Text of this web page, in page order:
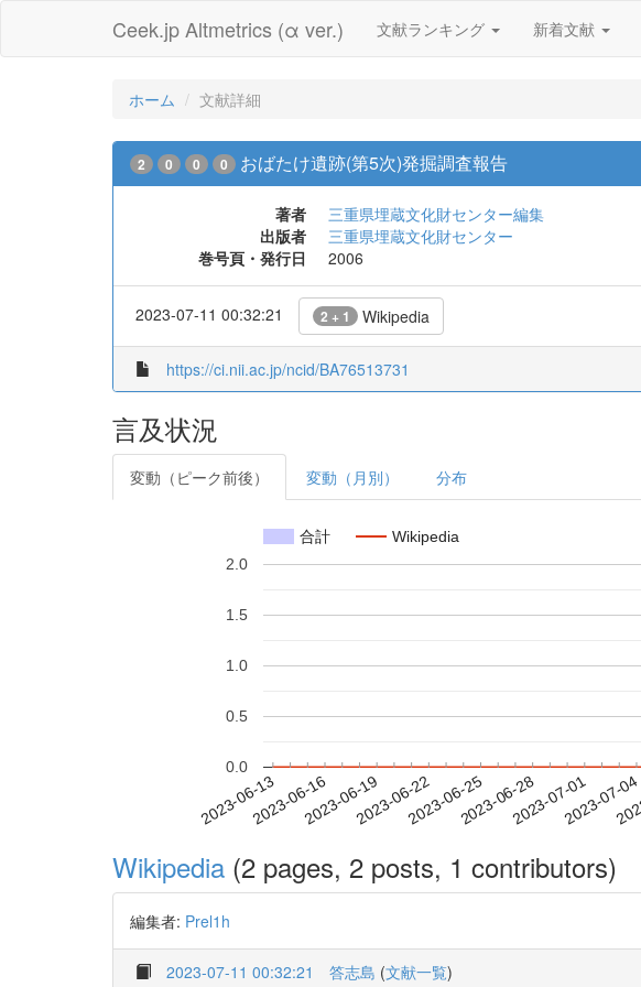
Ceek.jp Altmetrics (α ver.) 文献ランキング 新着文献
ホーム 文献詳細
2 0 0 0 おばたけ遺跡(第5次)発掘調査報告
著者
三重県埋蔵文化財センター編集
出版者
三重県埋蔵文化財センター
巻号頁・発行日
2006
2023-07-11 00:32:21 2 + 1 Wikipedia
https://ci.nii.ac.jp/ncid/BA76513731
言及状況
変動（ピーク前後） 変動（月別） 分布
合計 Wikipedia
2023-06-132023-06-162023-06-192023-06-222023-06-252023-06-282023-07-012023-07-04
0.0
0.5
1.0
1.5
2.0
Wikipedia (2 pages, 2 posts, 1 contributors)
編集者: Prel1h
2023-07-11 00:32:21 答志島 (文献一覧)